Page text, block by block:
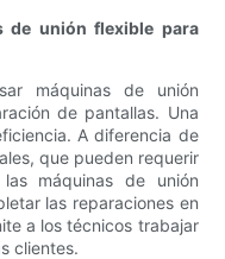
de unión flexible para
máquinas de unión
de pantallas. Una
A diferencia de
que pueden requerir
máquinas de unión
las reparaciones en
a los técnicos trabajar
clientes.